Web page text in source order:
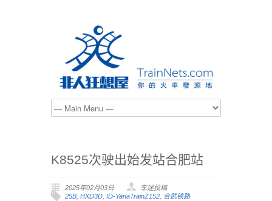
K8525次驶出始发站合肥站
2025年02月03日
车迷投稿
25B, HXD3D, ID-YanaTrainZ152, 合武铁路